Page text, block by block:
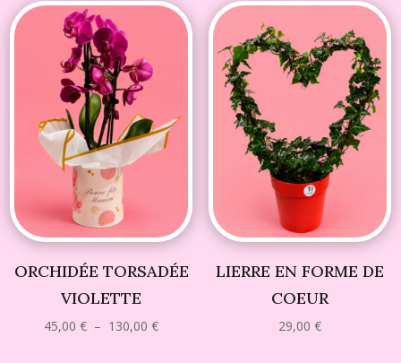
100,00 € 130,00
ORCHIDÉE TORSADÉE
VIOLETTE
45,00€ – 130,00€Plage
LIERRE EN FORME DE
COEUR
29,00 €